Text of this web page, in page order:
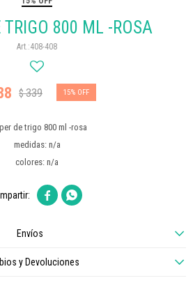
TRIGO 800 ML -ROSA
408-408
$339 15
de trigo 800 ml -rosa
medidas: n/a
colores: n/a
 
Envíos
y Devoluciones